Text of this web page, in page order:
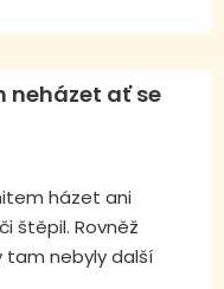
neházet ať se
házet ani
štěpil. Rovněž
tam nebyly další